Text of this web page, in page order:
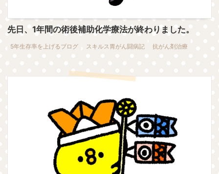
先日、1年間の術後補助化学療法が終わりました。
5年生存率を上げるブログ スキルス胃がん闘病記 抗がん剤治療